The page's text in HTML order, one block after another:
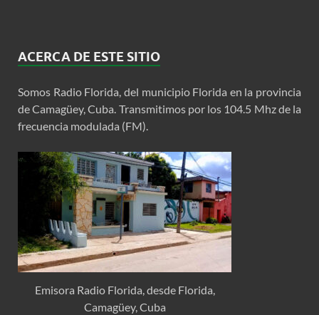
ACERCA DE ESTE SITIO
Somos Radio Florida, del municipio Florida en la provincia
de Camagüey, Cuba. Transmitimos por los 104.5 Mhz de la
frecuencia modulada (FM).
Emisora Radio Florida, desde Florida,
Camagüey, Cuba